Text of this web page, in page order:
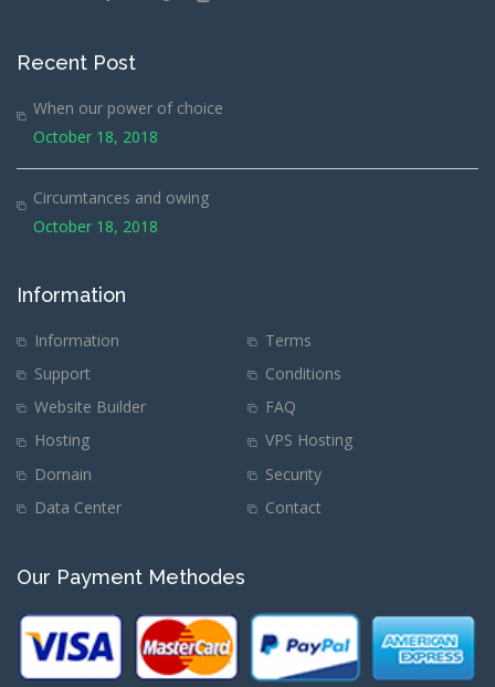
Recent Post
When our power of choice
October 18, 2018
Circumtances and owing
October 18, 2018
Information
Information
Terms
Support
Conditions
Website Builder
FAQ
Hosting
VPS Hosting
Domain
Security
Data Center
Contact
Our Payment Methodes